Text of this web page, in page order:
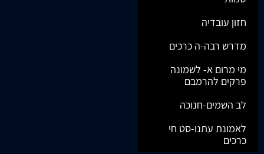
חזון עובדיה
מדרש רבה-ה כרכים
מי מרום א- לשמונה
פרקים להרמבם
לב השמים-חנוכה
לאמונת עתנו-סט חי
כרכים